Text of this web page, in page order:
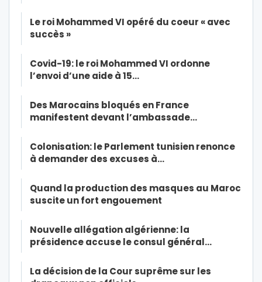
Le roi Mohammed VI opéré du coeur « avec
succès »
Covid-19: le roi Mohammed VI ordonne
l’envoi d’une aide à 15…
Des Marocains bloqués en France
manifestent devant l’ambassade…
Colonisation: le Parlement tunisien renonce
à demander des excuses à…
Quand la production des masques au Maroc
suscite un fort engouement
Nouvelle allégation algérienne: la
présidence accuse le consul général…
La décision de la Cour suprême sur les